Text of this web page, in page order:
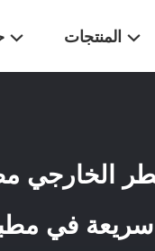
المنتجات
الخارجي
سريعة في